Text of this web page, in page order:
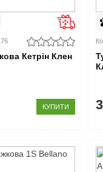
Кетрін Клен
КУПИТИ